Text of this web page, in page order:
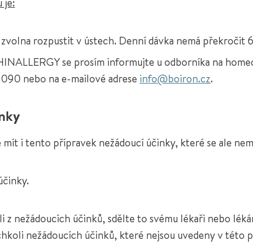
rozpustit v ústech. Denní dávka nemá překročit
se prosím informujte u odborníka na
nebo na e-mailové adrese info@boiron.cz.
i tento přípravek nežádoucí účinky, které se ale
z nežádoucích účinků, sdělte to svému lékaři nebo
nežádoucích účinků, které nejsou uvedeny v této